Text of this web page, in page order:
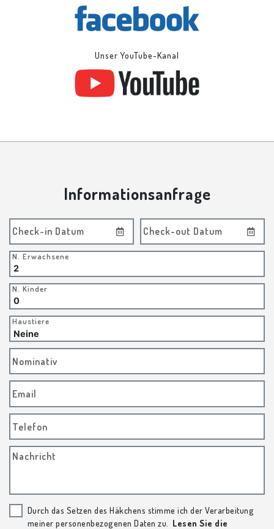
Unser YouTube-Kanal
Informationsanfrage
Check-in Datum Check-out Datum
N. Erwachsene
N. Kinder
Haustiere
Nominativ
Email
Telefon
Nachricht
Durch das Setzen des Häkchens stimme ich der Verarbeitung
meiner personenbezogenen Daten zu.
Lesen Sie die